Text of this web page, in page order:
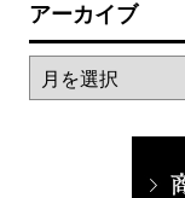
アーカイブ